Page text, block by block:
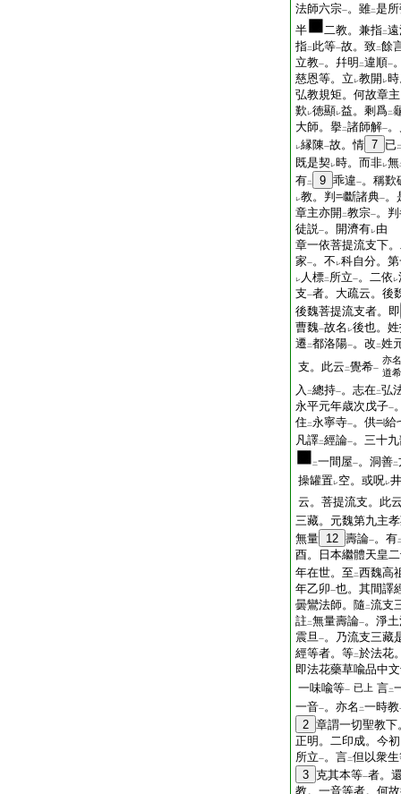
法師六宗一。雖二是
半
二教。兼指二
指二 此等一故。致二餘
立教一。幷明 二違順一
慈恩等。立 レ教開 レ
弘教規矩。何故章
歎 レ徳顯レ益。剩爲二
大師。擧二諸師解一
レ縁陳一故。情 7 已二
既是契レ時。而非レ無
有二 9 乖違一。稱歎
レ教。判 斷諸典一。
章主亦開 二教宗一。判
徒説一。開濟有レ由
章一依菩提流支下
家一。不 レ科自分。
レ 人標二 所立一。二依 レ
支一者。大疏云。後
後魏菩提流支者。即
曹魏一故名 レ後也。
遷 二都洛陽一。改 二姓
支。此云 二覺希一
亦名
道希
入 二總持一。志在二弘
永平元年歳次戊子一
住 二永寧寺一。供
給
凡譯二經論一。三十
二一間屋一。洞善二
操罐置レ空。或呪レ
云。菩提流支。此
三藏。元魏第九主
無量 12 壽論一。有
酉。日本繼體天皇
年在世。至 二西魏高
年乙卯一也。其間譯
曇鸞法師。隨 二流支
註 二無量壽論一。淨
震旦一。乃流支三藏
經等者。等二於法花
即法花藥草喩品中
一味喩等一 已上 言二
一音一。亦名 二一時教
2 章謂一切聖教下
正明。二印成。今
所立一。言二但以衆
3 克其本等一者。
教。一音等者。何